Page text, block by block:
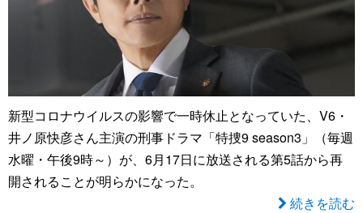
新型コロナウイルスの影響で一時休止となっていた、V6・
井ノ原快彦さん主演の刑事ドラマ「特捜9 season3」（毎週
水曜・午後9時～）が、6月17日に放送される第5話から再
開されることが明らかになった。
続きを読む